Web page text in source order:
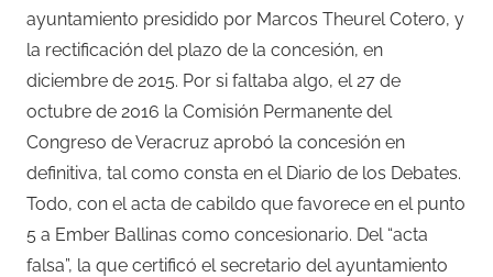
ayuntamiento presidido por Marcos Theurel Cotero, y
la rectificación del plazo de la concesión, en
diciembre de 2015. Por si faltaba algo, el 27 de
octubre de 2016 la Comisión Permanente del
Congreso de Veracruz aprobó la concesión en
definitiva, tal como consta en el Diario de los Debates.
Todo, con el acta de cabildo que favorece en el punto
5 a Ember Ballinas como concesionario. Del “acta
falsa”, la que certificó el secretario del ayuntamiento